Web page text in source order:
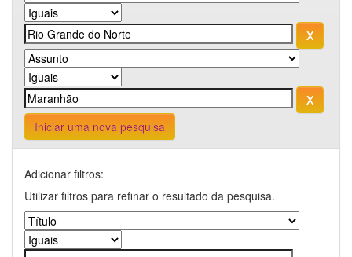
Iniciar uma nova pesquisa
Adicionar filtros:
Utilizar filtros para refinar o resultado da pesquisa.